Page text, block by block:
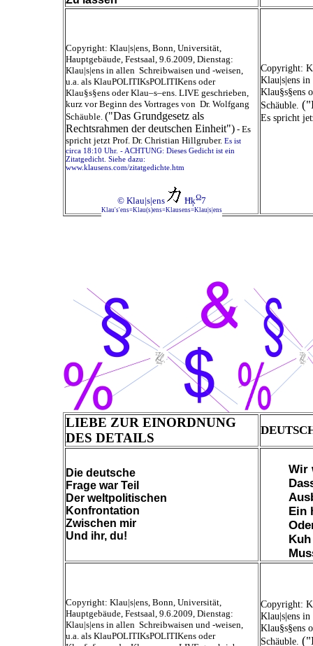
Copyright: Klau|s|ens, Bonn, Universität,
Hauptgebäude, Festsaal, 9.6.2009, Dienstag:
Klau|s|ens in allen Schreibwaisen und -weisen,
u.a. als KlauPOLITIKsPOLITIKens oder
Klau§s§ens oder Klau–s–ens. LIVE geschrieben,
kurz vor Beginn des Vortrages von Dr. Wolfgang
Schäuble. ("Das Grundgesetz als
Rechtsrahmen der deutschen Einheit") - Es
spricht jetzt Prof. Dr. Christian Hillgruber. Es ist
circa 18:10 Uhr. - ACHTUNG: Dieses Gedicht ist ein
Zitatgedicht. Siehe dazu:
www.klausens.com/zitatgedichte.htm
© Klau|s|ens ĦķΩ7
Klau's'ens=Klau(s)ens=Klausens=Klau|s|ens
Copyright:
Klau|s|ens
Klau§s§ens
Schäuble.
Es spricht
LIEBE ZUR EINORDNUNG
DES DETAILS
Die deutsche
Frage war Teil
Der weltpolitischen
Konfrontation
Zwischen mir
Und ihr, du!
Wir
Ein
Copyright: Klau|s|ens, Bonn, Universität,
Hauptgebäude, Festsaal, 9.6.2009, Dienstag:
Klau|s|ens in allen Schreibwaisen und -weisen,
u.a. als KlauPOLITIKsPOLITIKens oder
Copyright:
Klau|s|ens
Klau§s§ens
Schäuble.